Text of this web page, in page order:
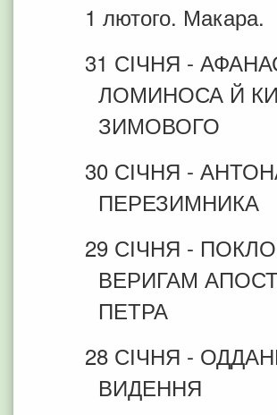
1 лютого. Макара.
31 СІЧНЯ -
ЛОМИНОСА Й
ЗИМОВОГО
30 СІЧНЯ -
ПЕРЕЗИМНИКА
29 СІЧНЯ -
ВЕРИГАМ
ПЕТРА
28 СІЧНЯ -
ВИДЕННЯ